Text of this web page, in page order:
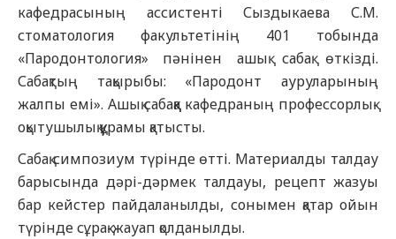
кафедрасының ассистенті Сыздыкаева С.М.
стоматология факультетінің 401 тобында
«Пародонтология» пәнінен ашық сабақ өткізді.
Сабақтың тақырыбы: «Пародонт ауруларының
жалпы емі». Ашық сабаққа кафедраның профессорлық-
оқытушылық құрамы қатысты.
Сабақ симпозиум түрінде өтті. Материалды талдау
барысында дәрі-дәрмек талдауы, рецепт жазуы
бар кейстер пайдаланылды, сонымен қатар ойын
түрінде сұрақ-жауап қолданылды.